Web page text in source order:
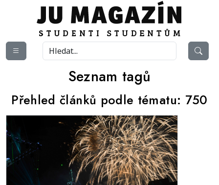
Seznam tagů
Přehled článků podle tématu: 750